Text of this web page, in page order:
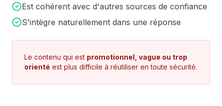
Est cohérent avec d'autres sources de confiance
S'intègre naturellement dans une réponse
Le contenu qui est promotionnel, vague ou trop
orienté est plus difficile à réutiliser en toute sécurité.